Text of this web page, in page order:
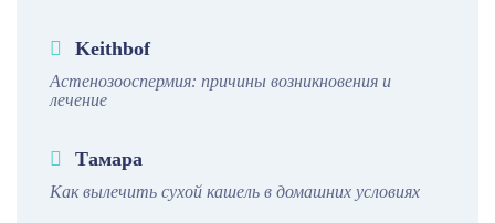
Keithbof
Астенозооспермия: причины возникновения и
лечение
Тамара
Как вылечить сухой кашель в домашних условиях